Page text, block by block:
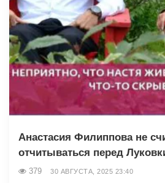
Анастасия Филиппова не
отчитываться перед
379 30 АВГУСТА, 2025 23:40